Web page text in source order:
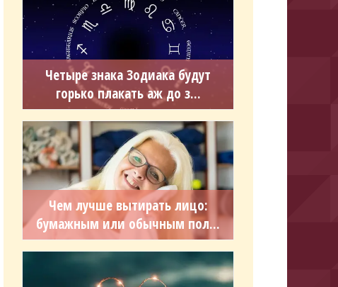
Четыре знака Зодиака будут
горько плакать аж до з...
Чем лучше вытирать лицо:
бумажным или обычным пол...